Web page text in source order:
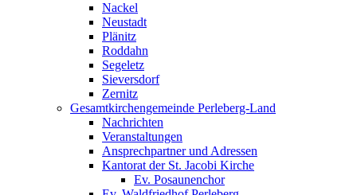
Nackel
Neustadt
Plänitz
Roddahn
Segeletz
Sieversdorf
Zernitz
Gesamtkirchengemeinde Perleberg-Land
Nachrichten
Veranstaltungen
Ansprechpartner und Adressen
Kantorat der St. Jacobi Kirche
Ev. Posaunenchor